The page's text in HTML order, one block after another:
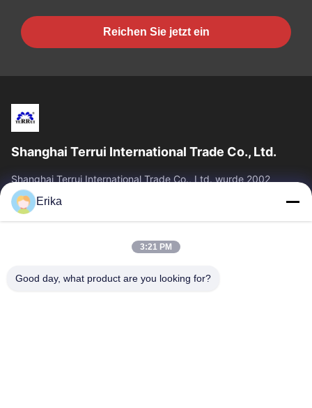
Reichen Sie jetzt ein
Shanghai Terrui International Trade Co., Ltd.
Shanghai Terrui International Trade Co., Ltd. wurde 2002
gegründet und ist auf die Entwicklung, Herstellung und den
Verkauf von Viehausrüstung...
Schnelllinks
Produkte
Über Uns
Qualitätskontrolle
Erika
3:21 PM
Good day, what product are you looking for?